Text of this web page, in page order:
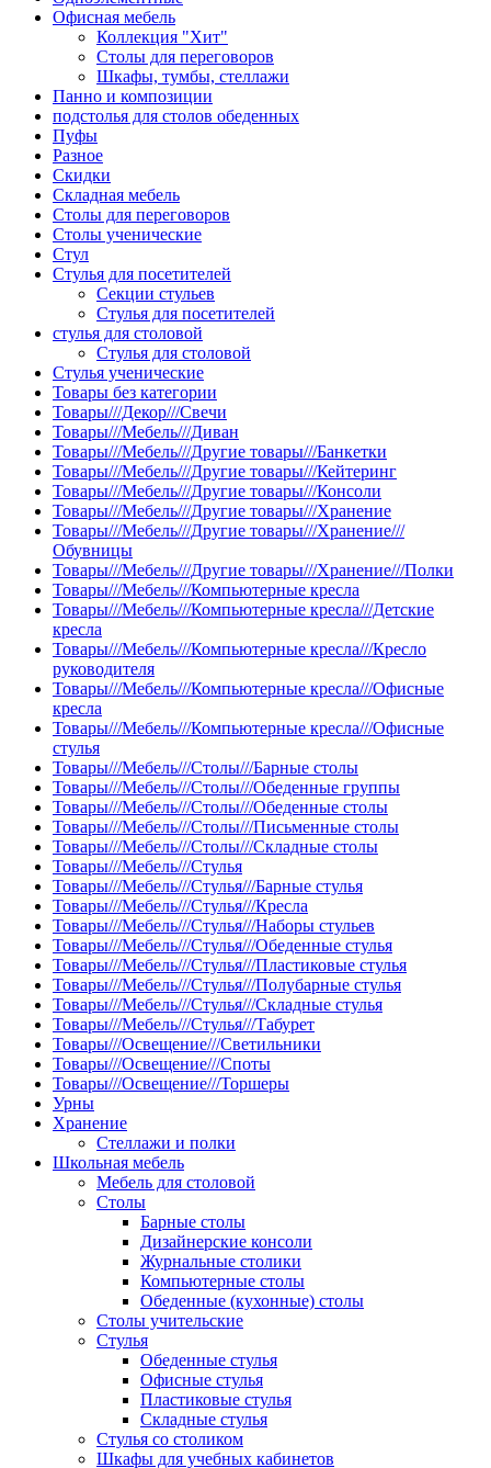
Офисная мебель
Коллекция "Хит"
Столы для переговоров
Шкафы, тумбы, стеллажи
Панно и композиции
подстолья для столов обеденных
Пуфы
Разное
Скидки
Складная мебель
Столы для переговоров
Столы ученические
Стул
Стулья для посетителей
Секции стульев
Стулья для посетителей
стулья для столовой
Стулья для столовой
Стулья ученические
Товары без категории
Товары///Декор///Свечи
Товары///Мебель///Диван
Товары///Мебель///Другие товары///Банкетки
Товары///Мебель///Другие товары///Кейтеринг
Товары///Мебель///Другие товары///Консоли
Товары///Мебель///Другие товары///Хранение
Товары///Мебель///Другие товары///Хранение///
Обувницы
Товары///Мебель///Другие товары///Хранение///Полки
Товары///Мебель///Компьютерные кресла
Товары///Мебель///Компьютерные кресла///Детские
кресла
Товары///Мебель///Компьютерные кресла///Кресло
руководителя
Товары///Мебель///Компьютерные кресла///Офисные
кресла
Товары///Мебель///Компьютерные кресла///Офисные
стулья
Товары///Мебель///Столы///Барные столы
Товары///Мебель///Столы///Обеденные группы
Товары///Мебель///Столы///Обеденные столы
Товары///Мебель///Столы///Письменные столы
Товары///Мебель///Столы///Складные столы
Товары///Мебель///Стулья
Товары///Мебель///Стулья///Барные стулья
Товары///Мебель///Стулья///Кресла
Товары///Мебель///Стулья///Наборы стульев
Товары///Мебель///Стулья///Обеденные стулья
Товары///Мебель///Стулья///Пластиковые стулья
Товары///Мебель///Стулья///Полубарные стулья
Товары///Мебель///Стулья///Складные стулья
Товары///Мебель///Стулья///Табурет
Товары///Освещение///Светильники
Товары///Освещение///Споты
Товары///Освещение///Торшеры
Урны
Хранение
Стеллажи и полки
Школьная мебель
Мебель для столовой
Столы
Барные столы
Дизайнерские консоли
Журнальные столики
Компьютерные столы
Обеденные (кухонные) столы
Столы учительские
Стулья
Обеденные стулья
Офисные стулья
Пластиковые стулья
Складные стулья
Стулья со столиком
Шкафы для учебных кабинетов